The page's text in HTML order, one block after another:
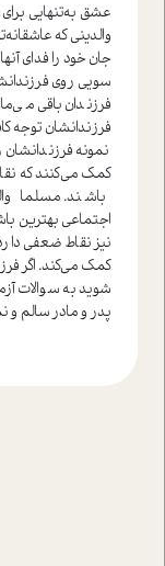
عشق به‌تنهایی
والدینی که
جان خود را فدای
سویی روی
فرزندان باقی
فرزندانشان توجه
نمونه
کمک می‌کنند که
باشند. مسلما
اجتماعی بهترین
نیز نقاط ضعفی
کمک می‌کند. اگر
شوید به سوالات
پدر و مادر سالم و